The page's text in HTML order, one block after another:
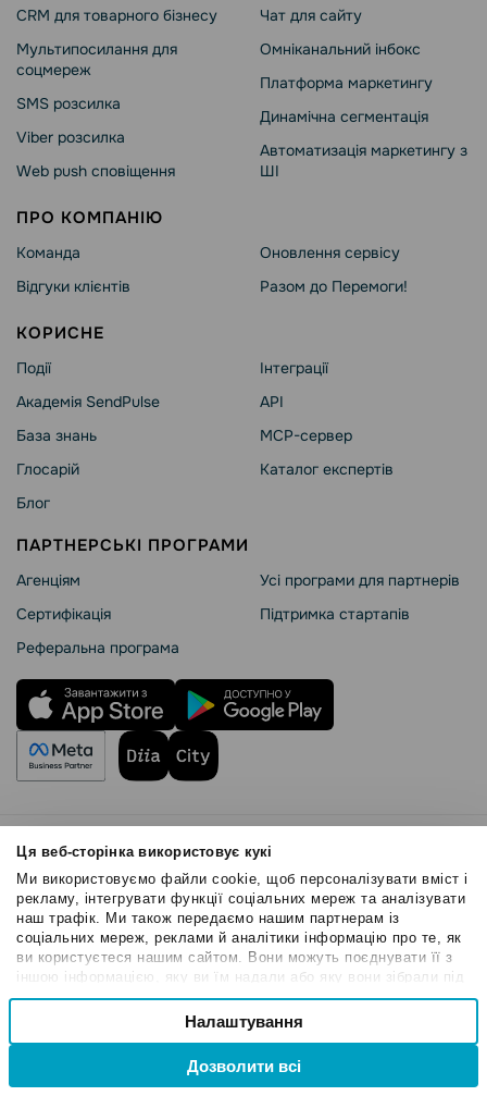
Ця веб-сторінка використовує кукі
Ми використовуємо файли cookie, щоб персоналізувати вміст і
рекламу, інтегрувати функції соціальних мереж та аналізувати
наш трафік. Ми також передаємо нашим партнерам із
соціальних мереж, реклами й аналітики інформацію про те, як
ви користуєтеся нашим сайтом. Вони можуть поєднувати її з
іншою інформацією, яку ви їм надали або яку вони зібрали під
час вашого користування їхніми службами.
Вибір
Привілейовані
Налаштування
Дозволити всі
CRM для товарного бізнесу
Мультипосилання для
соцмереж
SMS розсилка
Viber розсилка
Web push сповіщення
Чат для сайту
Омніканальний інбокс
Платформа маркетингу
Динамічна сегментація
Автоматизація маркетингу з
ШІ
ПРО КОМПАНІЮ
Команда
Відгуки клієнтів
Оновлення сервісу
Разом до Перемоги!
КОРИСНЕ
Події
Академія SendPulse
База знань
Глосарій
Блог
Інтеграції
API
MCP-сервер
Каталог експертів
ПАРТНЕРСЬКІ ПРОГРАМИ
Агенціям
Сертифікація
Реферальна програма
Усі програми для партнерів
Підтримка стартапів
Правила користування
Політика Cookies
Безпека SendPulse
Політика конфіденційності
© 2015 - 2026. ТОВ «СендПульс». Всі права захищені